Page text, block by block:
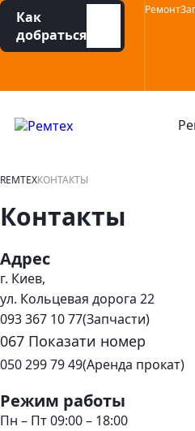
Как
добраться
Instagram
Facebook
YouTube
Ремонт
открыть или закрыть
REMTEXКОНТАКТЫ
Контакты
Адрес
г. Киев,
ул. Кольцевая дорога 22
093 367 10 77(Запчасти)
контактный номер телефона:
067 Показати номер
050 299 79 49(Аренда прокат)
Режим работы
Пн – Пт 09:00 – 18:00